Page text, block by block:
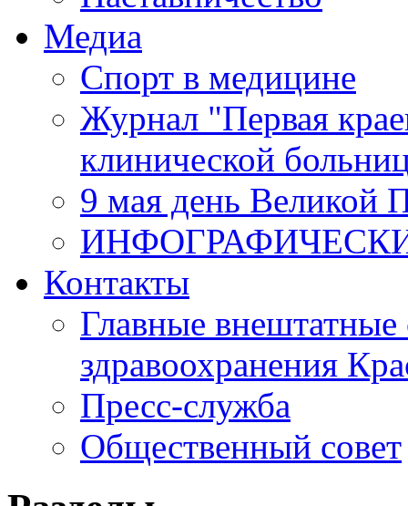
Медиа
Спорт в медицине
Журнал "Первая
клинической
9 мая день Великой
Контакты
Главные внештатные
здравоохранения
Пресс-служба
Общественный совет